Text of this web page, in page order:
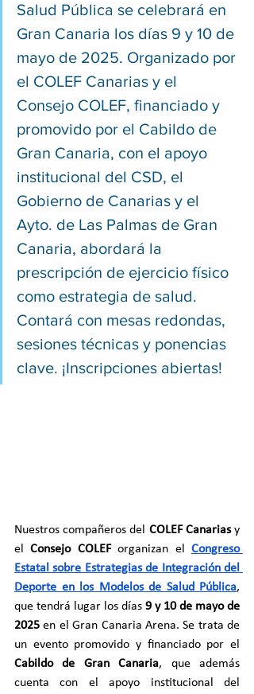
Salud Pública se celebrará en
Gran Canaria los días 9 y 10 de
mayo de 2025. Organizado por
el COLEF Canarias y el
Consejo COLEF, financiado y
promovido por el Cabildo de
Gran Canaria, con el apoyo
institucional del CSD, el
Gobierno de Canarias y el
Ayto. de Las Palmas de Gran
Canaria, abordará la
prescripción de ejercicio físico
como estrategia de salud.
Contará con mesas redondas,
sesiones técnicas y ponencias
clave. ¡Inscripciones abiertas!
Nuestros compañeros del COLEF Canarias y
el Consejo COLEF organizan el Congreso
Estatal sobre Estrategias de Integración del
Deporte en los Modelos de Salud Pública,
que tendrá lugar los días 9 y 10 de mayo de
2025 en el Gran Canaria Arena. Se trata de
Cabildo de Gran Canaria, que además